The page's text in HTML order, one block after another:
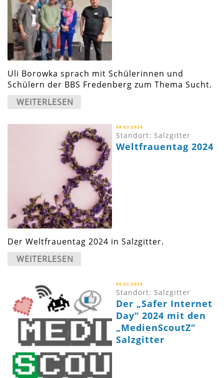
Uli Borowka sprach mit Schülerinnen und
Schülern der BBS Fredenberg zum Thema Sucht.
WEITERLESEN
08.03.2024
Standort: Salzgitter
Weltfrauentag 2024
Der Weltfrauentag 2024 in Salzgitter.
WEITERLESEN
06.02.2024
Standort: Salzgitter
Der „Safer Internet
Day“ 2024 mit den
„MedienScoutZ“
Salzgitter